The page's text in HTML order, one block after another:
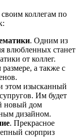
коллегам по
. Одним из
влюбленных станет
от коллег.
а также с
этом изысканный
Им будет
новый дом
дизайном.
. Прекрасное
сюрприз